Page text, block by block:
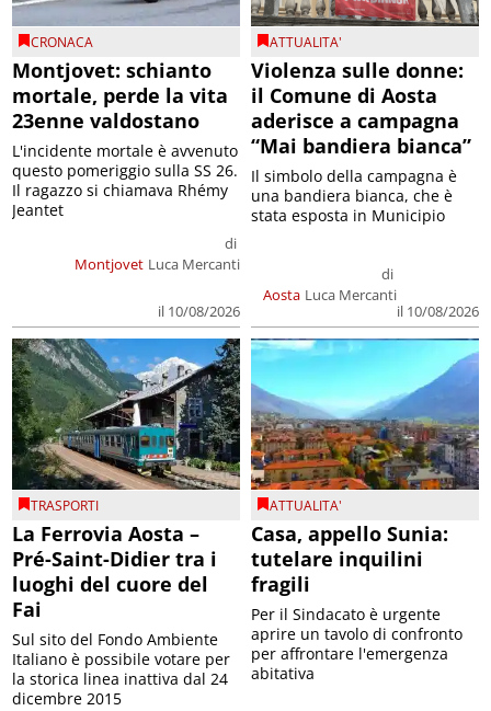
CRONACA
Montjovet: schianto
mortale, perde la vita
23enne valdostano
Montjovet
di
Luca Mercanti
il 10/08/2026
L'incidente mortale è avvenuto
questo pomeriggio sulla SS 26.
Il ragazzo si chiamava Rhémy
Jeantet
ATTUALITA'
Violenza sulle donne:
il Comune di Aosta
aderisce a campagna
“Mai bandiera bianca”
Aosta
di
Luca Mercanti
il 10/08/2026
Il simbolo della campagna è
una bandiera bianca, che è
stata esposta in Municipio
TRASPORTI
La Ferrovia Aosta –
Pré-Saint-Didier tra i
luoghi del cuore del
Fai
Sul sito del Fondo Ambiente
Italiano è possibile votare per
la storica linea inattiva dal 24
dicembre 2015
ATTUALITA'
Casa, appello Sunia:
tutelare inquilini
fragili
Per il Sindacato è urgente
aprire un tavolo di confronto
per affrontare l'emergenza
abitativa